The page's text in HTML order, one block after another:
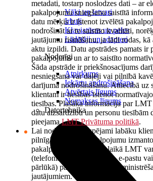
Vāki un ietvari
Irbuļi
Klaviatūras un peles
Lādētāji un adapteri
Noderīgi
Atpirkums
Iekārtu apdrošināšana
Atvērtais līgums
Nomaksas līgums
Datortehnika
metadati, tostarp noslodzes dati – ar
pakalpojumu sniegšanu saistītā
datu mērķis ir īstenot izvēlētā
nodrošināt ar to saistīto kvalitāti,
jautājumu risināšanu, ja tādi rodas,
aktu izpildi. Datu apstrādes pamats ir
pakalpojums un ar to saistīto
Šāda apstrāde ir priekšnosacījums
nesniegšana var daļēji vai pilnībā
darījuma nodrošināšanu. Attiecībā
klientam ir tiesības īstenot
tiesības. Plašāka informācija par LMT
datu aizsardzību un personu tiesībām
pieejamaLMT Privātuma politikā.
Lai nodrošinātu iespējami labāku
pilnīgākas LMT pakalpojumu
pakalpojumu lietošanas laikā LMT
(telefoniski, nosūtot īsziņu, e-pastu
pārlūkā) par pakalpojuma
jautājumiem.